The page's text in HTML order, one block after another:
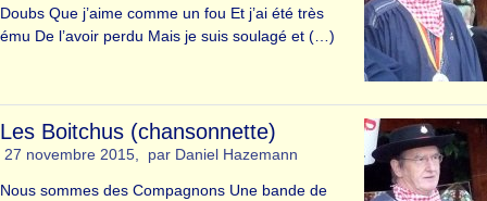
Doubs Que j’aime comme un fou Et j’ai été très
ému De l’avoir perdu Mais je suis soulagé et (…)
Les Boitchus (chansonnette)
27 novembre 2015 par Daniel Hazemann
Nous sommes des Compagnons Une bande de